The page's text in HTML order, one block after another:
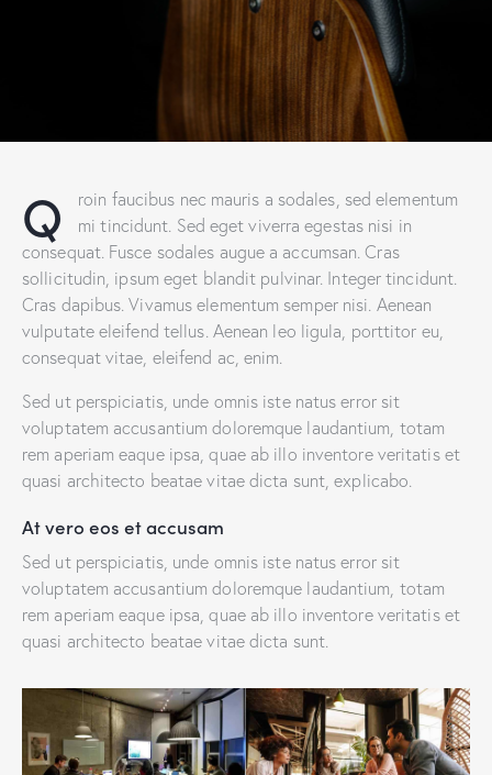
Q
roin faucibus nec mauris a sodales, sed elementum
mi tincidunt. Sed eget viverra egestas nisi in
consequat. Fusce sodales augue a accumsan. Cras
sollicitudin, ipsum eget blandit pulvinar. Integer tincidunt.
Cras dapibus. Vivamus elementum semper nisi. Aenean
vulputate eleifend tellus. Aenean leo ligula, porttitor eu,
consequat vitae, eleifend ac, enim.
Sed ut perspiciatis, unde omnis iste natus error sit
voluptatem accusantium doloremque laudantium, totam
rem aperiam eaque ipsa, quae ab illo inventore veritatis et
quasi architecto beatae vitae dicta sunt, explicabo.
At vero eos et accusam
Sed ut perspiciatis, unde omnis iste natus error sit
voluptatem accusantium doloremque laudantium, totam
rem aperiam eaque ipsa, quae ab illo inventore veritatis et
quasi architecto beatae vitae dicta sunt.